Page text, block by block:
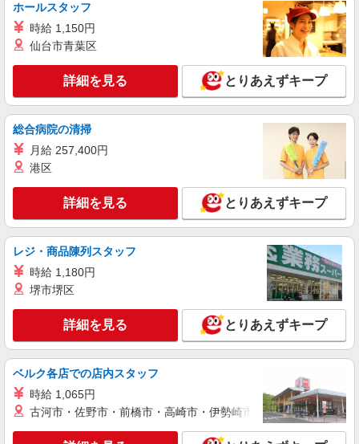
詳細を見る
職業紹介
無理ないシフトで資格ゲット！住宅型有料老人
ホームのパート職員
時給1550円〜2312円 ＜交通費全支給(ガソリ
キープ 詳細を見る
派遣社員
株式会社トラストグロース 新宿本社 第2営業部
時給：1500円〜 ※資格や経験面などによる
キープ 詳細を見る
アルバイト パート 派遣社員 紹介予定派遣
日研トータルソーシング株式会社 メディカルケア事業部/横浜オフィ
ス
ホールスタッフ
時給 1,150円
仙台市青葉区
詳細を見る とりあえずキープ
総合病院の清掃
月給 257,400円
港区
詳細を見る とりあえずキープ
レジ・商品陳列スタッフ
時給 1,180円
堺市堺区
詳細を見る とりあえずキープ
ベルク各店での店内スタッフ
時給 1,065円
古河市・佐野市・前橋市・高崎市・伊勢崎市・太田市・館林市